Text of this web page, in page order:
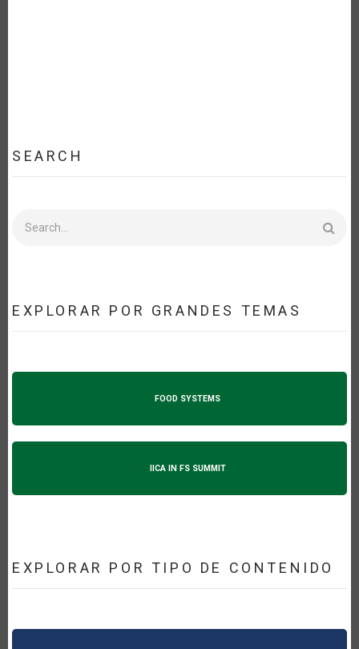
SEARCH
EXPLORAR POR GRANDES TEMAS
FOOD SYSTEMS
IICA IN FS SUMMIT
EXPLORAR POR TIPO DE CONTENIDO